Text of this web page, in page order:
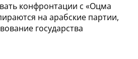
конфронтации с «Оцма
на арабские партии,
государства